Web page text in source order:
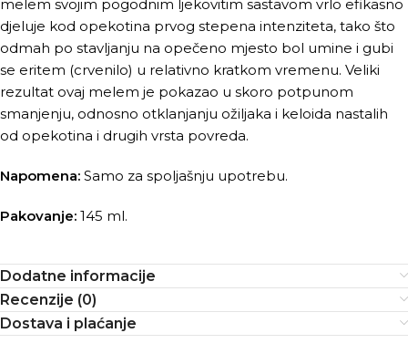
melem svojim pogodnim ljekovitim sastavom vrlo efikasno
djeluje kod opekotina prvog stepena intenziteta, tako što
odmah po stavljanju na opečeno mjesto bol umine i gubi
se eritem (crvenilo) u relativno kratkom vremenu. Veliki
rezultat ovaj melem je pokazao u skoro potpunom
smanjenju, odnosno otklanjanju ožiljaka i keloida nastalih
od opekotina i drugih vrsta povreda.
Napomena: Samo za spoljašnju upotrebu.
Pakovanje: 145 ml.
Dodatne informacije
Recenzije (0)
Dostava i plaćanje